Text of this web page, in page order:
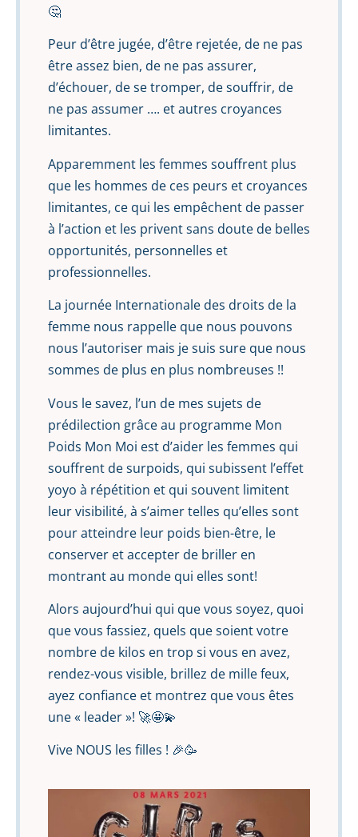
🤔
Peur d’être jugée, d’être rejetée, de ne pas
être assez bien, de ne pas assurer,
d’échouer, de se tromper, de souffrir, de
ne pas assumer …. et autres croyances
limitantes.
Apparemment les femmes souffrent plus
que les hommes de ces peurs et croyances
limitantes, ce qui les empêchent de passer
à l’action et les privent sans doute de belles
opportunités, personnelles et
professionnelles.
La journée Internationale des droits de la
femme nous rappelle que nous pouvons
nous l’autoriser mais je suis sure que nous
sommes de plus en plus nombreuses !!
Vous le savez, l’un de mes sujets de
prédilection grâce au programme Mon
Poids Mon Moi est d’aider les femmes qui
souffrent de surpoids, qui subissent l’effet
yoyo à répétition et qui souvent limitent
leur visibilité, à s’aimer telles qu’elles sont
pour atteindre leur poids bien-être, le
conserver et accepter de briller en
montrant au monde qui elles sont!
Alors aujourd’hui qui que vous soyez, quoi
que vous fassiez, quels que soient votre
nombre de kilos en trop si vous en avez,
rendez-vous visible, brillez de mille feux,
ayez confiance et montrez que vous êtes
une « leader »! 🚀🤩💫
Vive NOUS les filles ! 🎉🥳